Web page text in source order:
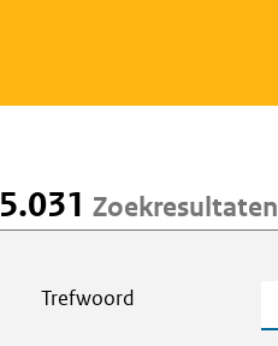
5.031 Zoekresultaten
Trefwoord